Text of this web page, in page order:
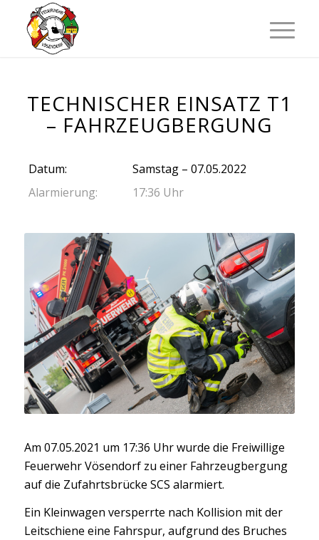
TECHNISCHER EINSATZ T1
– FAHRZEUGBERGUNG
Datum:
Samstag – 07.05.2022
Alarmierung:
17:36 Uhr
Am 07.05.2021 um 17:36 Uhr wurde die Freiwillige
Feuerwehr Vösendorf zu einer Fahrzeugbergung
auf die Zufahrtsbrücke SCS alarmiert.
Ein Kleinwagen versperrte nach Kollision mit der
Leitschiene eine Fahrspur, aufgrund des Bruches